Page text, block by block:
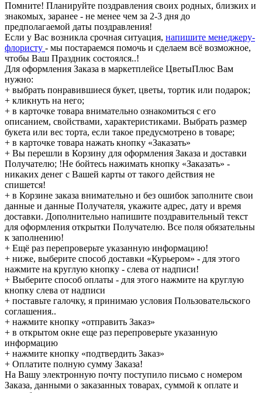
Помните! Планируйте поздравления своих родных, близких и
знакомых, заранее - не менее чем за 2-3 дня до
предполагаемой даты поздравления!
Если у Вас возникла срочная ситуация, напишите менеджеру-
флористу - мы постараемся помочь и сделаем всё возможное,
чтобы Ваш Праздник состоялся..!
Для оформления Заказа в маркетплейсе ЦветыПлюс Вам
нужно:
+ выбрать понравившиеся букет, цветы, тортик или подарок;
+ кликнуть на него;
+ в карточке товара внимательно ознакомиться с его
описанием, свойствами, характеристиками. Выбрать размер
букета или вес торта, если такое предусмотрено в товаре;
+ в карточке товара нажать кнопку «Заказать»
+ Вы перешли в Корзину для оформления Заказа и доставки
Получателю; !Не бойтесь нажимать кнопку «Заказать» -
никаких денег с Вашей карты от такого действия не
спишется!
+ в Корзине заказа внимательно и без ошибок заполните свои
данные и данные Получателя, укажите адрес, дату и время
доставки. Дополнительно напишите поздравительный текст
для оформления открытки Получателю. Все поля обязательны
к заполнению!
+ Ещё раз перепроверьте указанную информацию!
+ ниже, выберите способ доставки «Курьером» - для этого
нажмите на круглую кнопку - слева от надписи!
+ Выберите способ оплаты - для этого нажмите на круглую
кнопку слева от надписи
+ поставьте галочку, я принимаю условия Пользовательского
соглашения..
+ нажмите кнопку «отправить Заказ»
+ в открытом окне еще раз перепроверьте указанную
информацию
+ нажмите кнопку «подтвердить Заказ»
+ Оплатите полную сумму Заказа!
На Вашу электронную почту поступило письмо с номером
Заказа, данными о заказанных товарах, суммой к оплате и